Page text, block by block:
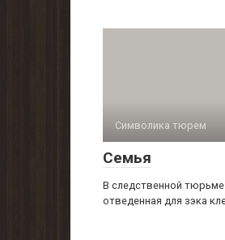
Символика тюрем
Семья
В следственной тюрьме
отведенная для зэка